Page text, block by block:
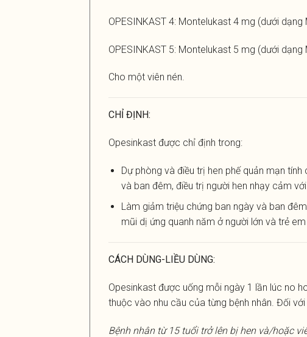
OPESINKAST 4: Montelukast 4 mg (dưới
OPESINKAST 5: Montelukast 5 mg (dưới
Cho một viên nén.
CHỈ ĐỊNH:
Opesinkast được chỉ định trong:
Dự phòng và điều trị hen phế quản mạn
và ban đêm, điều trị người hen nhạy cảm
Làm giảm triệu chứng ban ngày và ban
mũi dị ứng quanh năm ở người lớn và trẻ
CÁCH DÙNG-LIỀU DÙNG:
Opesinkast được uống mỗi ngày 1 lần lúc no
thuộc vào nhu cầu của từng bệnh nhân. Đối
Bệnh nhân từ 15 tuổi trở lên bị hen và/hoặc